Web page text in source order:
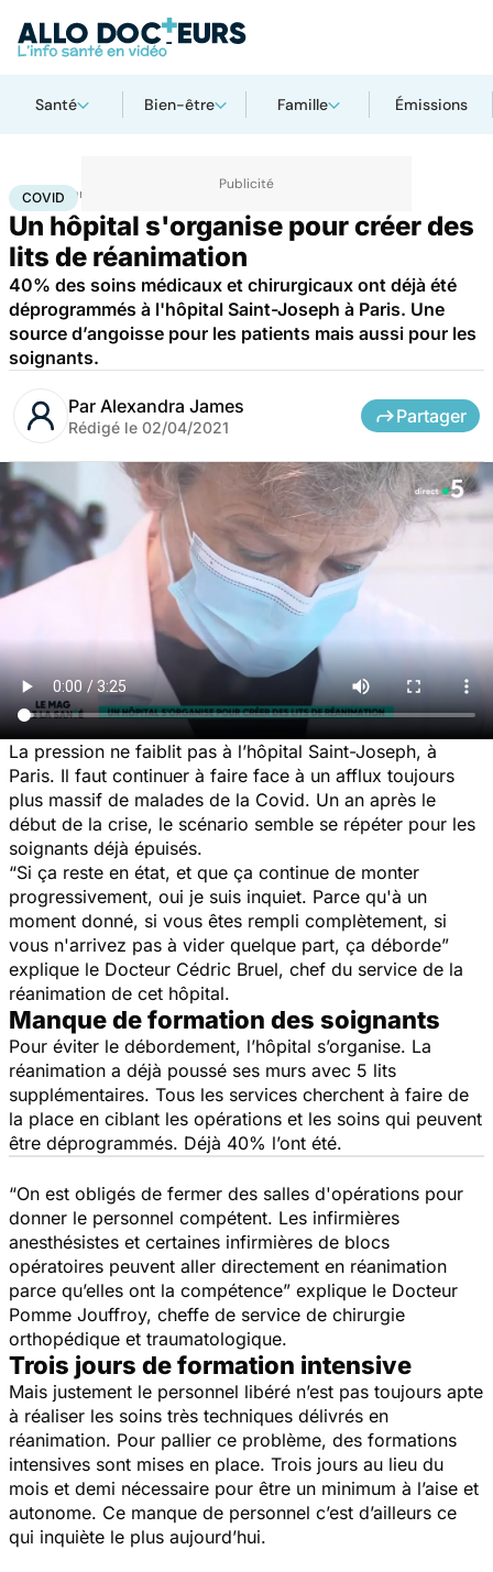
Santé Bien-être Famille Émissions
Accueil Santé Maladies infectieuses
COVID
Un hôpital s'organise pour créer des
lits de réanimation
40% des soins médicaux et chirurgicaux ont déjà été
déprogrammés à l'hôpital Saint-Joseph à Paris. Une
source d’angoisse pour les patients mais aussi pour les
soignants.
Par Alexandra James
Rédigé le 02/04/2021
Partager
La pression ne faiblit pas à l’hôpital Saint-Joseph, à
Paris. Il faut continuer à faire face à un afflux toujours
plus massif de malades de la Covid. Un an après le
début de la crise, le scénario semble se répéter pour les
soignants déjà épuisés.
“Si ça reste en état, et que ça continue de monter
progressivement, oui je suis inquiet. Parce qu'à un
moment donné, si vous êtes rempli complètement, si
vous n'arrivez pas à vider quelque part, ça déborde”
explique le Docteur Cédric Bruel, chef du service de la
réanimation de cet hôpital.
Manque de formation des soignants
Pour éviter le débordement, l’hôpital s’organise. La
réanimation a déjà poussé ses murs avec 5 lits
supplémentaires. Tous les services cherchent à faire de
la place en ciblant les opérations et les soins qui peuvent
être déprogrammés. Déjà 40% l’ont été.
“On est obligés de fermer des salles d'opérations pour
donner le personnel compétent. Les infirmières
anesthésistes et certaines infirmières de blocs
opératoires peuvent aller directement en réanimation
parce qu’elles ont la compétence” explique le Docteur
Pomme Jouffroy, cheffe de service de chirurgie
orthopédique et traumatologique.
Trois jours de formation intensive
Mais justement le personnel libéré n’est pas toujours apte
à réaliser les soins très techniques délivrés en
réanimation. Pour pallier ce problème, des formations
intensives sont mises en place. Trois jours au lieu du
mois et demi nécessaire pour être un minimum à l’aise et
autonome. Ce manque de personnel c’est d’ailleurs ce
qui inquiète le plus aujourd’hui.